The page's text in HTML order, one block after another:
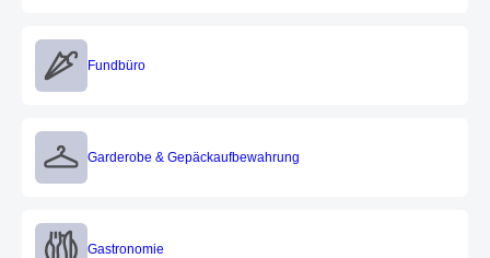
Fundbüro
Fundbüro
Garderobe & Gepäckaufbewahrung
Garderobe & Gepäckaufbewahrung
Gastronomie
Gastronomie